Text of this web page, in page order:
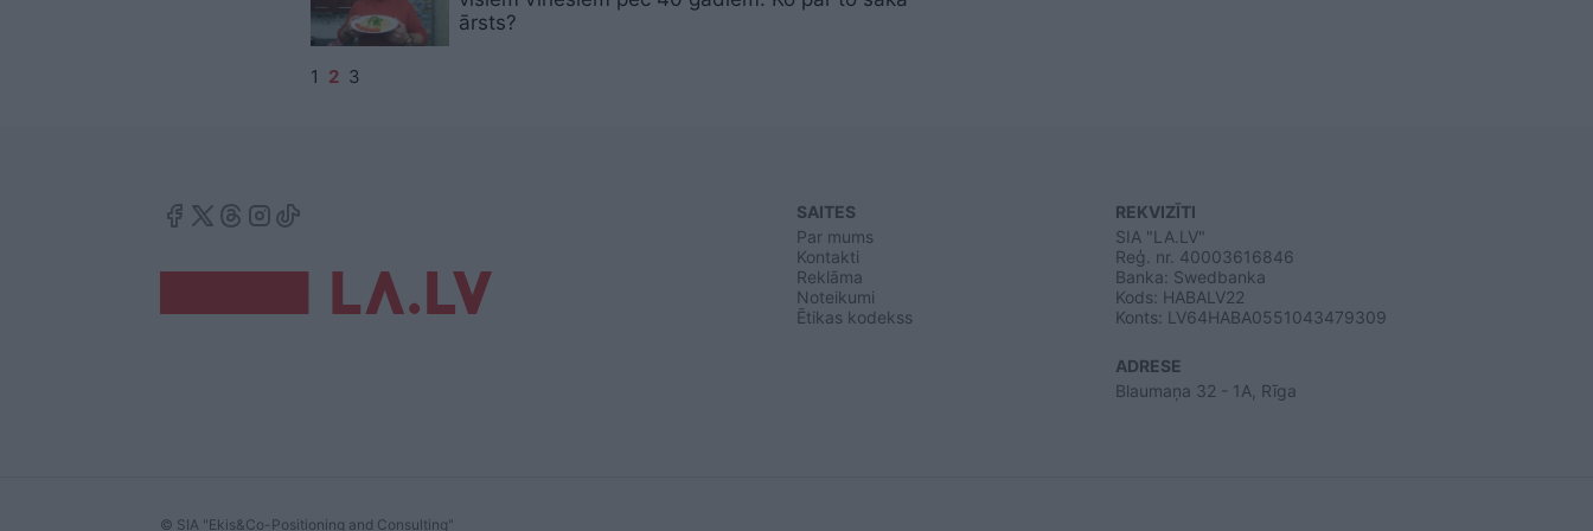
ārsts?
1 2 3
SAITES
Par mums
Kontakti
Reklāma
Noteikumi
Ētikas kodekss
REKVIZĪTI
SIA "LA.LV"
Reģ. nr. 40003616846
Banka: Swedbanka
Kods: HABALV22
Konts: LV64HABA0551043479309
ADRESE
Blaumaņa 32 - 1A, Rīga
© SIA "Ekis&Co-Positioning and Consulting"